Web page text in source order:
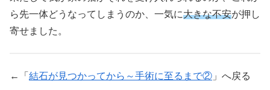
ら先一体どうなってしまうのか、一気に大きな不安が押し
寄せました。
←「 結石が見つかってから～手術に至るまで② 」へ戻る